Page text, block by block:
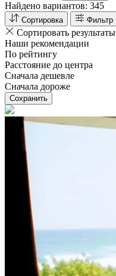
Найдено вариантов: 345
Сортировка Фильтр
Сортировать результаты
Наши рекомендации
По рейтингу
Расстояние до центра
Сначала дешевле
Сначала дороже
Сохранить